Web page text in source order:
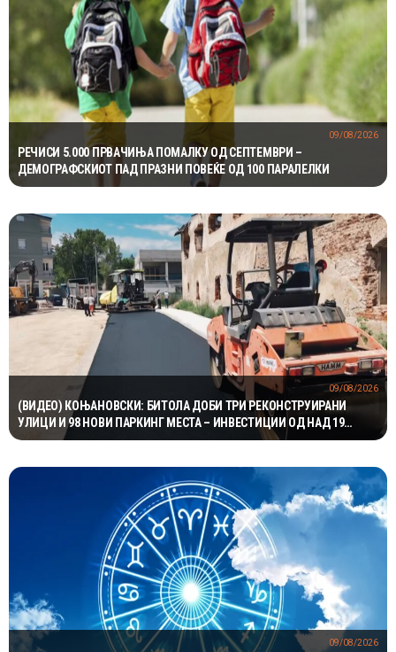
РЕЧИСИ 5.000 ПРВАЧИЊА ПОМАЛКУ ОД СЕПТЕМВРИ –
ДЕМОГРАФСКИОТ ПАД ПРАЗНИ ПОВЕЌЕ ОД 100 ПАРАЛЕЛКИ
09/08/2026
(ВИДЕО) КОЊАНОВСКИ: БИТОЛА ДОБИ ТРИ РЕКОНСТРУИРАНИ
УЛИЦИ И 98 НОВИ ПАРКИНГ МЕСТА – ИНВЕСТИЦИИ ОД НАД 19
МИЛИОНИ ДЕНАРИ
09/08/2026
09/08/2026